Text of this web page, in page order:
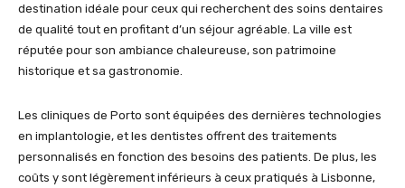
destination idéale pour ceux qui recherchent des soins dentaires
de qualité tout en profitant d’un séjour agréable. La ville est
réputée pour son ambiance chaleureuse, son patrimoine
historique et sa gastronomie.
Les cliniques de Porto sont équipées des dernières technologies
en implantologie, et les dentistes offrent des traitements
personnalisés en fonction des besoins des patients. De plus, les
coûts y sont légèrement inférieurs à ceux pratiqués à Lisbonne,